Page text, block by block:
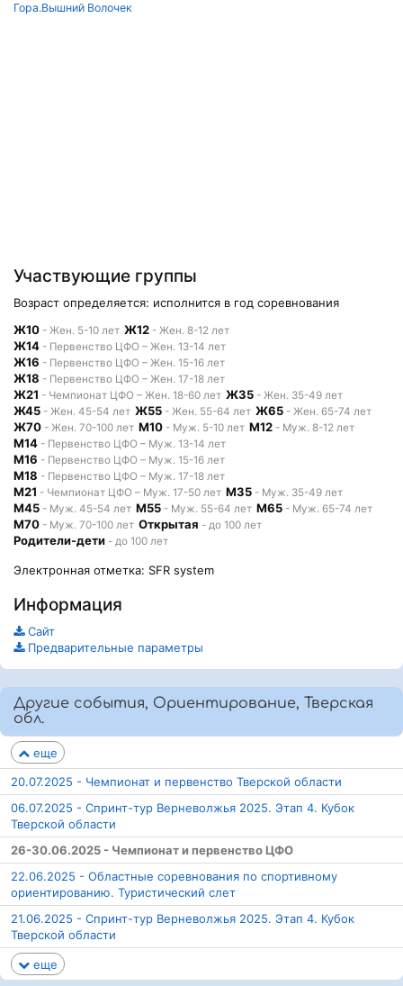
Гора.Вышний Волочек
Участвующие группы
Возраст определяется: исполнится в год соревнования
Ж10 - Жен. 5-10 лет Ж12 - Жен. 8-12 лет
Ж14 - Первенство ЦФО – Жен. 13-14 лет
Ж16 - Первенство ЦФО – Жен. 15-16 лет
Ж18 - Первенство ЦФО – Жен. 17-18 лет
Ж21 - Чемпионат ЦФО – Жен. 18-60 лет Ж35 - Жен. 35-49 лет
Ж45 - Жен. 45-54 лет Ж55 - Жен. 55-64 лет Ж65 - Жен. 65-74 лет
Ж70 - Жен. 70-100 лет М10 - Муж. 5-10 лет М12 - Муж. 8-12 лет
М14 - Первенство ЦФО – Муж. 13-14 лет
М16 - Первенство ЦФО – Муж. 15-16 лет
М18 - Первенство ЦФО – Муж. 17-18 лет
М21 - Чемпионат ЦФО – Муж. 17-50 лет М35 - Муж. 35-49 лет
М45 - Муж. 45-54 лет М55 - Муж. 55-64 лет М65 - Муж. 65-74 лет
М70 - Муж. 70-100 лет Открытая - до 100 лет
Родители-дети - до 100 лет
Электронная отметка: SFR system
Информация
Сайт
Предварительные параметры
Другие события, Ориентирование, Тверская
обл.
еще
20.07.2025 - Чемпионат и первенство Тверской области
06.07.2025 - Спринт-тур Верневолжья 2025. Этап 4. Кубок
Тверской области
26-30.06.2025 - Чемпионат и первенство ЦФО
22.06.2025 - Областные соревнования по спортивному
ориентированию. Туристический слет
21.06.2025 - Спринт-тур Верневолжья 2025. Этап 4. Кубок
Тверской области
еще